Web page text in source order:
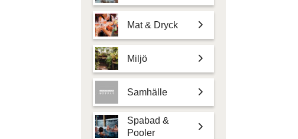
Mat & Dryck
Miljö
Samhälle
Spabad &
Pooler